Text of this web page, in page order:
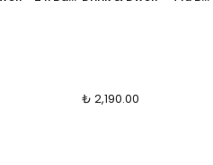
₺ 2,190.00